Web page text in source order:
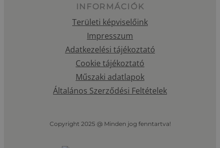
INFORMÁCIÓK
Területi képviselőink
Impresszum
Adatkezelési tájékoztató
Cookie tájékoztató
Műszaki adatlapok
Általános Szerződési Feltételek
Copyright 2025 @ Minden jog fenntartva!